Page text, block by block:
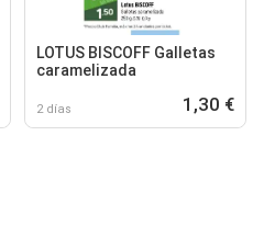
LOTUS BISCOFF Galletas
caramelizada
2 días 1,30 €